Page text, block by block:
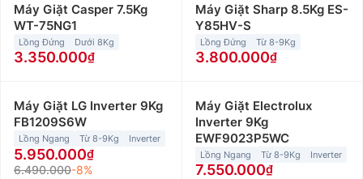
Máy Giặt Casper 7.5Kg
WT-75NG1
Lồng Đứng Dưới 8Kg
3.350.000
Máy Giặt Sharp 8.5Kg ES-
Y85HV-S
Lồng Đứng Từ 8-9Kg
3.800.000
Máy Giặt LG Inverter 9Kg
FB1209S6W
Lồng Ngang Từ 8-9Kg Inverter
5.950.000
6.490.000-8%
Máy Giặt Electrolux
Inverter 9Kg
EWF9023P5WC
Lồng Ngang Từ 8-9Kg Inverter
7.550.000